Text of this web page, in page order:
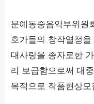
문예동중음악부위원
호가들의 창작열정
대사랑을 종자로한
리 보급함으로써 대
목적으로 작품현상